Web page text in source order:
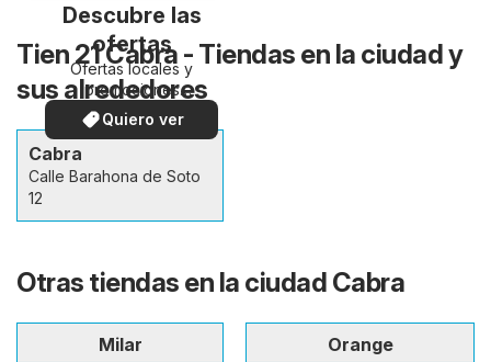
Descubre las
ofertas
Ofertas locales y
promociones
especiales.
Quiero ver
Tien 21 Cabra - Tiendas en la ciudad y
sus alrededores
Cabra
Calle Barahona de Soto
12
Otras tiendas en la ciudad Cabra
Milar
Orange